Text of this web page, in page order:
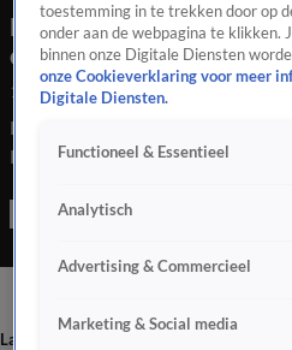
Dode door ongeluk met
evenement Gemert
15 sep 2024, 19:15
Dodelijk ongeluk op motor-
Brabant.
Laatste nieuws
toestemming in te trekken door op
onder aan de webpagina te klikken.
binnen onze Digitale Diensten
onze Cookieverklaring voor meer
Digitale Diensten.
Functioneel & Essentieel
Analytisch
Advertising & Commercieel
Marketing & Social media